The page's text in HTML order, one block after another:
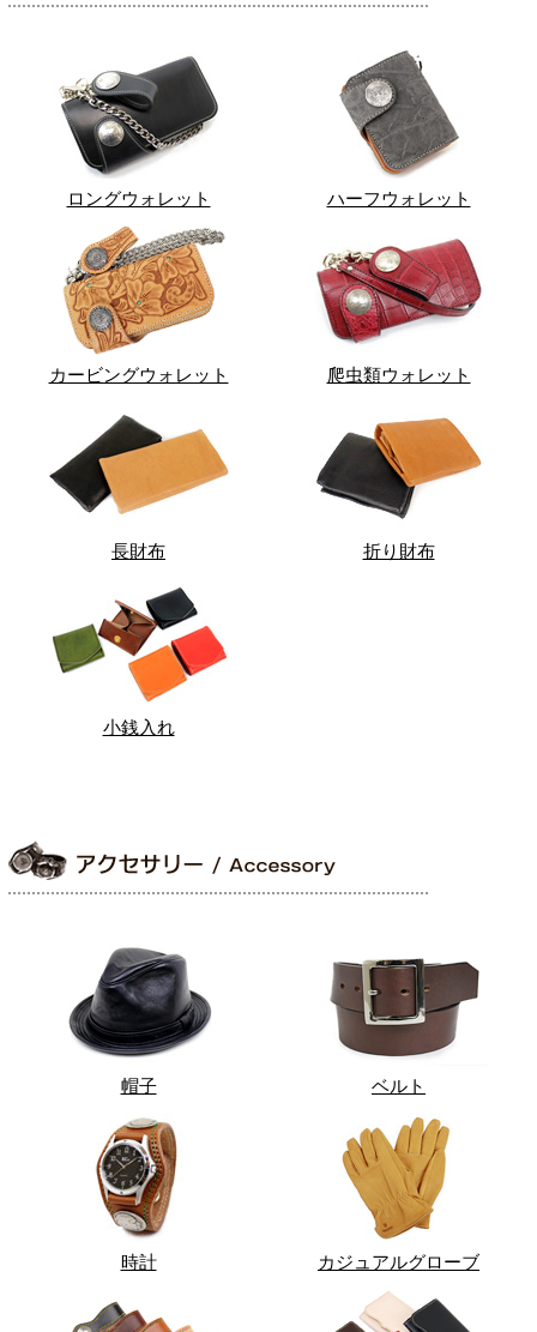
ロングウォレット ハーフウォレット
カービングウォレット 爬虫類ウォレット
長財布 折り財布
小銭入れ
帽子 ベルト
時計 カジュアルグローブ